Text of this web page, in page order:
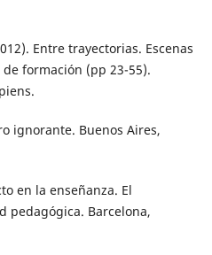
Entre trayectorias. Escenas
formación (pp 23-55).
ignorante. Buenos Aires,
en la enseñanza. El
pedagógica. Barcelona,